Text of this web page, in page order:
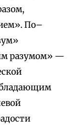
По–
разумом» —